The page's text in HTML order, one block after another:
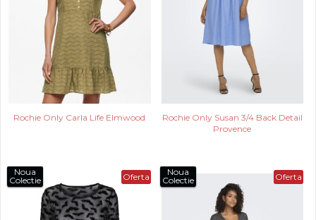
Rochie Only Carla Life Elmwood
Rochie Only Susan 3/4 Back Detail
Provence
Oferta
Noua
Colectie
Oferta
Noua
Colectie